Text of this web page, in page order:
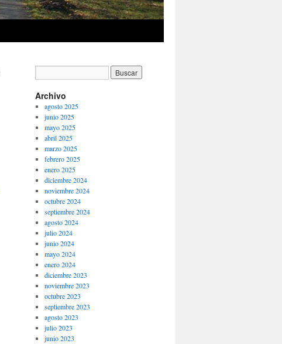
Archivo
agosto 2025
junio 2025
mayo 2025
abril 2025
marzo 2025
febrero 2025
enero 2025
diciembre 2024
noviembre 2024
octubre 2024
septiembre 2024
agosto 2024
julio 2024
junio 2024
mayo 2024
enero 2024
diciembre 2023
noviembre 2023
octubre 2023
septiembre 2023
agosto 2023
julio 2023
junio 2023